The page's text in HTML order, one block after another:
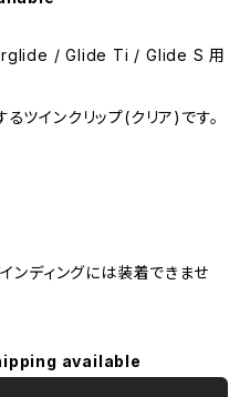
/ Glide Ti / Glide S 用
ツインクリップ(クリア)です。
ディングには装着できませ
available